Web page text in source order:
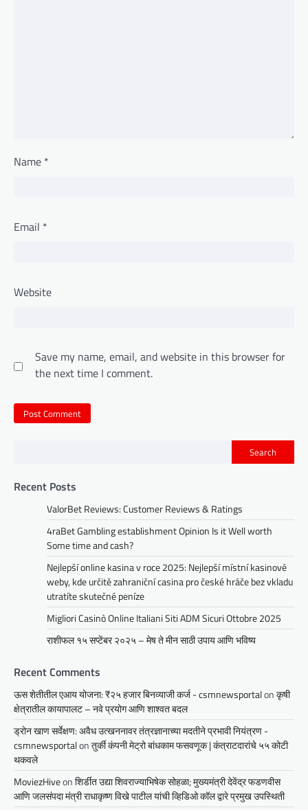
Name *
Email *
Website
Save my name, email, and website in this browser for
the next time I comment.
Search
Recent Posts
ValorBet Reviews: Customer Reviews & Ratings
4raBet Gambling establishment Opinion Is it Well worth
Some time and cash?
Nejlepší online kasina v roce 2025: Nejlepší místní kasinové
weby, kde určitě zahraniční casina pro české hráče bez vkladu
utratíte skutečné peníze
Migliori Casinò Online Italiani Siti ADM Sicuri Ottobre 2025
राशीफल १५ सप्टेंबर २०२५ – मेष ते मीन साठी उपाय आणि भविष्य
Recent Comments
ऊस शेतीतील एआय योजना: ₹२५ हजार बिनव्याजी कर्ज - csmnewsportalonकृषी
क्षेत्रातील कायापालट – नवे प्रयोग आणि शाश्वत बदल
ड्रोन खाण सर्वेक्षण: अवैध उत्खननावर तंत्रज्ञानाच्या मदतीने प्रभावी नियंत्रण -
csmnewsportalonतुर्की कंपनी मेट्रो बांधकाम फसवणूक | कंत्राटदारांचे ५५ कोटी
थकवले
MoviezHiveonशिर्डीत उद्या शिवराज्याभिषेक सोहळा; मुख्यमंत्री देवेंद्र फडणवीस
आणि जलसंपदा मंत्री राधाकृष्ण विखे पाटील यांची व्हिडिओ कॉल द्वारे प्रमुख उपस्थिती